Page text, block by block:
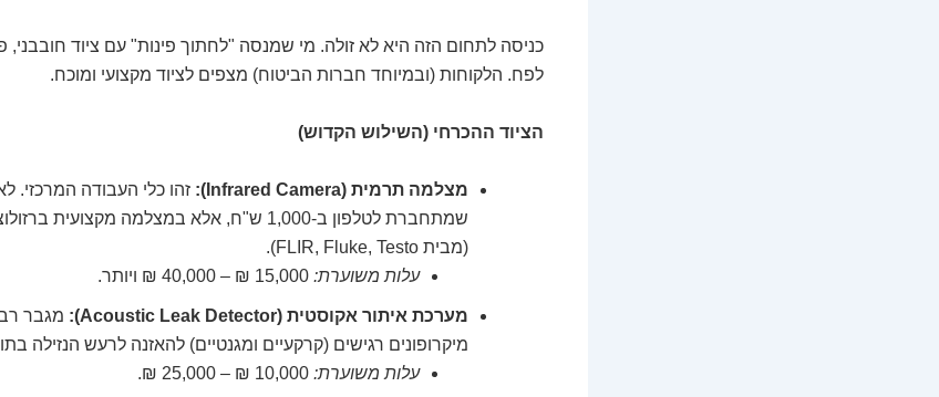
כניסה לתחום הזה היא לא זולה. מי שמנסה "לחתוך פינות" עם ציוד חובבני,
לפח. הלקוחות (ובמיוחד חברות הביטוח) מצפים לציוד מקצועי ומוכח.
הציוד ההכרחי (השילוש הקדוש)
מצלמה תרמית (Infrared Camera):
זהו כלי העבודה המרכזי.
שמתחברת לטלפון ב-1,000 ש"ח, אלא במצלמה מקצועית
(מבית FLIR, Fluke, Testo).
עלות משוערת:
מערכת איתור אקוסטית (Acoustic Leak Detector):
מגבר
מיקרופונים רגישים (קרקעיים ומגנטיים) להאזנה לרעש הנזילה
עלות משוערת: